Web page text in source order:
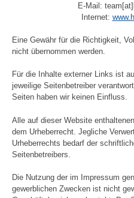
E-Mail:
Internet:
Eine Gewähr für die Richtigkeit,
nicht übernommen werden.
Für die Inhalte externer Links ist
jeweilige Seitenbetreiber
Seiten haben wir keinen Einfluss.
Alle auf dieser Website
dem Urheberrecht. Jegliche
Urheberrechts bedarf der
Seitenbetreibers.
Die Nutzung der im Impressum
gewerblichen Zwecken ist nicht